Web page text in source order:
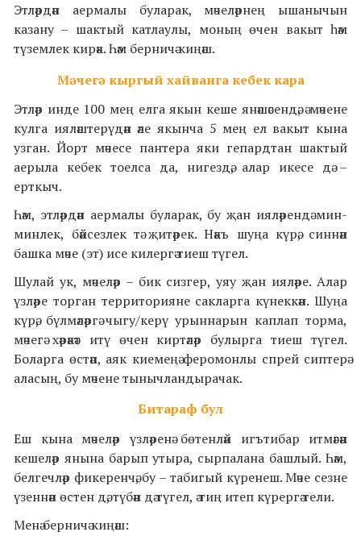
Этләрдән аермалы буларак, мәчеләрнең ышанычын
казану – шактый катлаулы, моның өчен вакыт һәм
түземлек кирәк. Һәм берничә киңәш.
Мәчегә кыргый хайванга кебек кара
Этләр инде 100 мең елга якын кеше янәшәсендә, ә мәчене
кулга ияләштерүдән әле якынча 5 мең ел вакыт кына
узган. Йорт мәчесе пантера яки гепардтан шактый
аерыла кебек тоелса да, нигездә, алар икесе дә –
ерткыч.
Һәм, этләрдән аермалы буларак, бу җан ияләрендә мин-
минлек, бәйсезлек тә җитәрек. Нәкъ шуңа күрә, синнән
башка мәче (эт) исе килергә тиеш түгел.
Шулай ук, мәчеләр – бик сизгер, уяу җан ияләре. Алар
үзләре торган территорияне сакларга күнеккән. Шуңа
күрә, бүлмәләргә чыгу/керү урыннарын каплап торма,
мәчегә хәрәкәт итү өчен киртәләр булырга тиеш түгел.
Боларга өстәп, аяк киемеңә феромонлы спрей сиптерә
аласың, бу мәчене тынычландырачак.
Битараф бул
Еш кына мәчеләр үзләренә бөтенләй игътибар итмәгән
кешеләр янына барып утыра, сырпалана башлый. Һәм,
белгечләр фикеренчә, бу – табигый күренеш. Мәче сезне
үзеннән өстен дә, түбән дә түгел, ә тиң итеп күрергә тели.
Менә берничә киңәш: